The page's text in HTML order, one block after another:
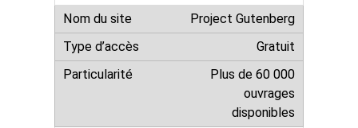
Project Gutenberg
Gratuit
Plus de 60 000
ouvrages
disponibles